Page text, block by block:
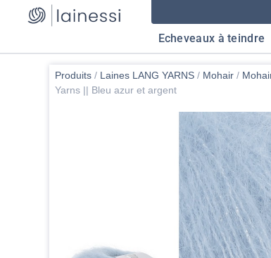
Echeveaux à teindre
Produits / Laines LANG YARNS / Mohair /
Yarns || Bleu azur et argent